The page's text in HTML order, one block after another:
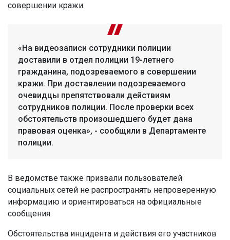
совершении кражи.
«На видеозаписи сотрудники полиции
доставили в отдел полиции 19-летнего
гражданина, подозреваемого в совершении
кражи. При доставлении подозреваемого
очевидцы препятствовали действиям
сотрудников полиции. После проверки всех
обстоятельств произошедшего будет дана
правовая оценка», - сообщили в Департаменте
полиции.
В ведомстве также призвали пользователей
социальных сетей не распространять непроверенную
информацию и ориентироваться на официальные
сообщения.
Обстоятельства инцидента и действия его участников